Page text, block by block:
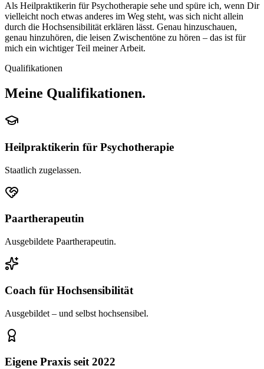
Als Heilpraktikerin für Psychotherapie sehe und spüre ich, wenn Dir
vielleicht noch etwas anderes im Weg steht, was sich nicht allein
durch die Hochsensibilität erklären lässt. Genau hinzuschauen,
genau hinzuhören, die leisen Zwischentöne zu hören – das ist für
mich ein wichtiger Teil meiner Arbeit.
Qualifikationen
Meine Qualifikationen.
Heilpraktikerin für Psychotherapie
Staatlich zugelassen.
Paartherapeutin
Ausgebildete Paartherapeutin.
Coach für Hochsensibilität
Ausgebildet – und selbst hochsensibel.
Eigene Praxis seit 2022